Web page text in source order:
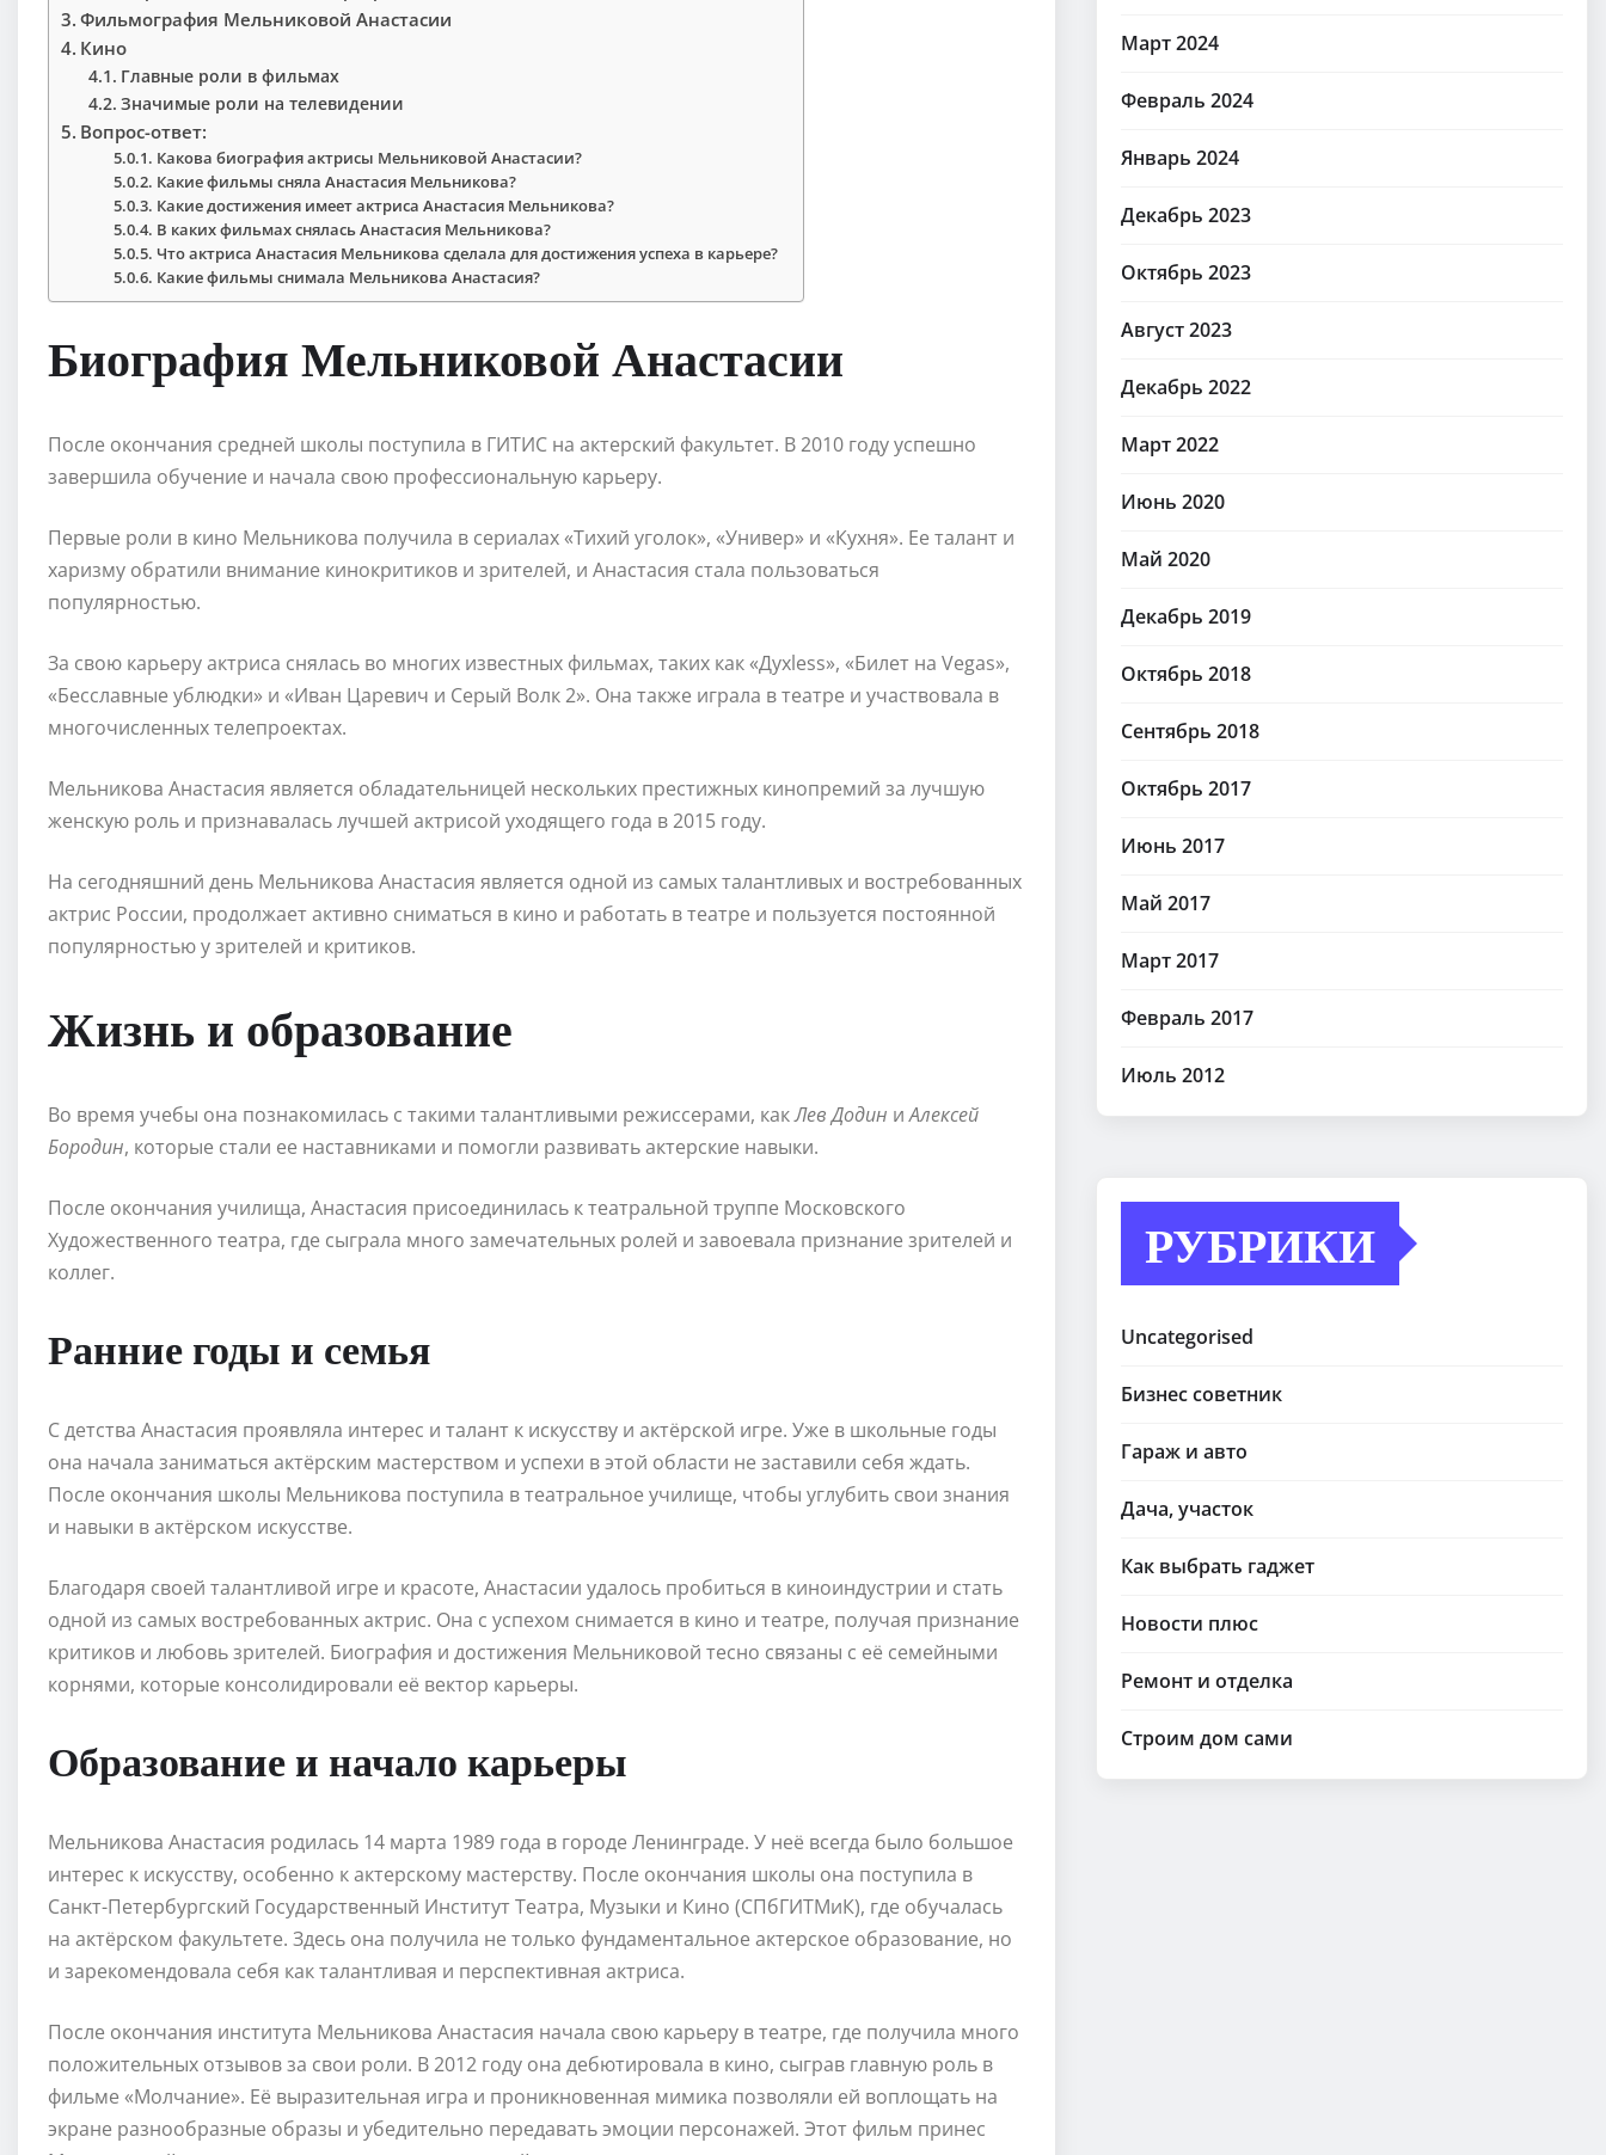
Фильмография Мельниковой Анастасии
Кино
Главные роли в фильмах
Значимые роли на телевидении
Вопрос-ответ:
Какова биография актрисы Мельниковой Анастасии?
Какие фильмы сняла Анастасия Мельникова?
Какие достижения имеет актриса Анастасия Мельникова?
В каких фильмах снялась Анастасия Мельникова?
Что актриса Анастасия Мельникова сделала для достижения успеха в карьере?
Какие фильмы снимала Мельникова Анастасия?
Биография Мельниковой Анастасии
После окончания средней школы поступила в ГИТИС на актерский факультет. В 2010 году успешно
завершила обучение и начала свою профессиональную карьеру.
Первые роли в кино Мельникова получила в сериалах «Тихий уголок», «Универ» и «Кухня». Ее талант и
харизму обратили внимание кинокритиков и зрителей, и Анастасия стала пользоваться
популярностью.
За свою карьеру актриса снялась во многих известных фильмах, таких как «Духless», «Билет на Vegas»,
«Бесславные ублюдки» и «Иван Царевич и Серый Волк 2». Она также играла в театре и участвовала в
многочисленных телепроектах.
Мельникова Анастасия является обладательницей нескольких престижных кинопремий за лучшую
женскую роль и признавалась лучшей актрисой уходящего года в 2015 году.
На сегодняшний день Мельникова Анастасия является одной из самых талантливых и востребованных
актрис России, продолжает активно сниматься в кино и работать в театре и пользуется постоянной
популярностью у зрителей и критиков.
Жизнь и образование
Во время учебы она познакомилась с такими талантливыми режиссерами, какЛев Додин иАлексей
Бородин, которые стали ее наставниками и помогли развивать актерские навыки.
После окончания училища, Анастасия присоединилась к театральной труппе Московского
Художественного театра, где сыграла много замечательных ролей и завоевала признание зрителей и
коллег.
Ранние годы и семья
С детства Анастасия проявляла интерес и талант к искусству и актёрской игре. Уже в школьные годы
она начала заниматься актёрским мастерством и успехи в этой области не заставили себя ждать.
После окончания школы Мельникова поступила в театральное училище, чтобы углубить свои знания
и навыки в актёрском искусстве.
Благодаря своей талантливой игре и красоте, Анастасии удалось пробиться в киноиндустрии и стать
одной из самых востребованных актрис. Она с успехом снимается в кино и театре, получая признание
критиков и любовь зрителей. Биография и достижения Мельниковой тесно связаны с её семейными
корнями, которые консолидировали её вектор карьеры.
Образование и начало карьеры
Мельникова Анастасия родилась 14 марта 1989 года в городе Ленинграде. У неё всегда было большое
интерес к искусству, особенно к актерскому мастерству. После окончания школы она поступила в
Санкт-Петербургский Государственный Институт Театра, Музыки и Кино (СПбГИТМиК), где обучалась
на актёрском факультете. Здесь она получила не только фундаментальное актерское образование, но
и зарекомендовала себя как талантливая и перспективная актриса.
После окончания института Мельникова Анастасия начала свою карьеру в театре, где получила много
положительных отзывов за свои роли. В 2012 году она дебютировала в кино, сыграв главную роль в
фильме «Молчание». Её выразительная игра и проникновенная мимика позволяли ей воплощать на
экране разнообразные образы и убедительно передавать эмоции персонажей. Этот фильм принес
Март 2024
Февраль 2024
Январь 2024
Декабрь 2023
Октябрь 2023
Август 2023
Декабрь 2022
Март 2022
Июнь 2020
Май 2020
Декабрь 2019
Октябрь 2018
Сентябрь 2018
Октябрь 2017
Июнь 2017
Май 2017
Март 2017
Февраль 2017
Июль 2012
РУБРИКИ
Uncategorised
Бизнес советник
Гараж и авто
Дача, участок
Как выбрать гаджет
Новости плюс
Ремонт и отделка
Строим дом сами